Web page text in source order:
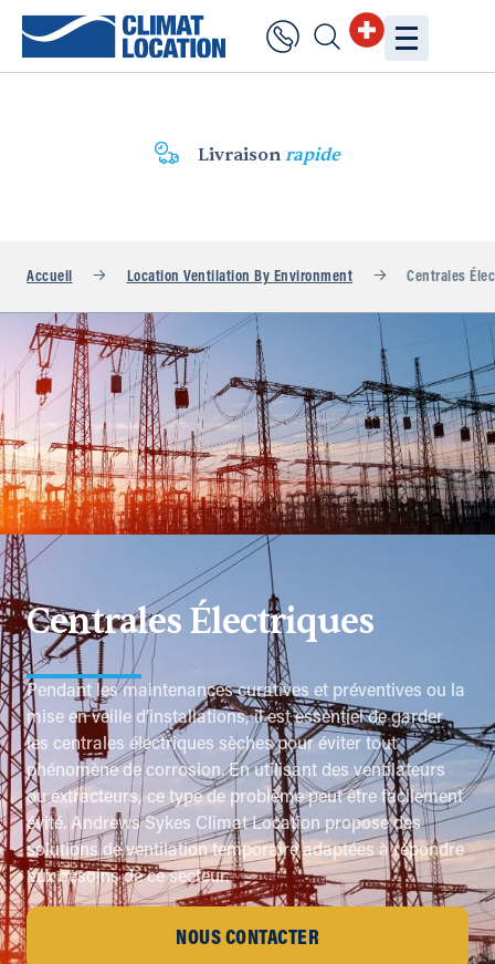
Livraisonrapide
Accueil Location Ventilation By Environment Centrales
Centrales Électriques
Pendant les maintenances curatives et préventives ou la
mise en veille d’installations, il est essentiel de garder
les centrales électriques sèches pour éviter tout
phénomène de corrosion. En utilisant des ventilateurs
ou extracteurs, ce type de problème peut être facilement
évité. Andrews Sykes Climat Location propose des
solutions de ventilation temporaire adaptées à répondre
aux besoins de ce secteur.
NOUS CONTACTER